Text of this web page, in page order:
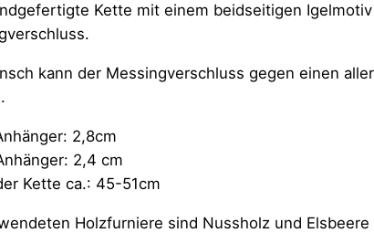
Kette mit einem beidseitigen
kann der Messingverschluss gegen einen
2,8cm
2,4 cm
Kette ca.: 45-51cm
Holzfurniere sind Nussholz und